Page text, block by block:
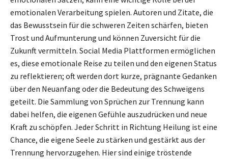
emotionalen Verarbeitung spielen. Autoren und Zitate, die
das Bewusstsein für die schweren Zeiten schärfen, bieten
Trost und Aufmunterung und können Zuversicht für die
Zukunft vermitteln. Social Media Plattformen ermöglichen
es, diese emotionale Reise zu teilen und den eigenen Status
zu reflektieren; oft werden dort kurze, prägnante Gedanken
über den Neuanfang oder die Bedeutung des Schweigens
geteilt. Die Sammlung von Sprüchen zur Trennung kann
dabei helfen, die eigenen Gefühle auszudrücken und neue
Kraft zu schöpfen. Jeder Schritt in Richtung Heilung ist eine
Chance, die eigene Seele zu stärken und gestärkt aus der
Trennung hervorzugehen. Hier sind einige tröstende